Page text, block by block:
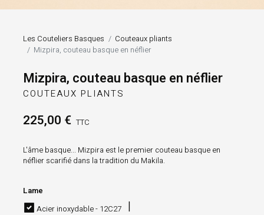
Les Couteliers Basques
Couteaux pliants
Mizpira, couteau basque en néflier
Mizpira, couteau basque en néflier
COUTEAUX PLIANTS
225,00 € TTC
L'âme basque... Mizpira est le premier couteau basque en
néflier scarifié dans la tradition du Makila.
Lame
Acier inoxydable - 12C27